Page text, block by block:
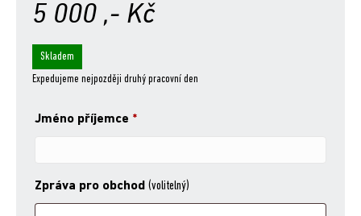
5 000 ,- Kč
Skladem
Expedujeme nejpozději druhý pracovní den
Jméno příjemce *
Zpráva pro obchod (volitelný)